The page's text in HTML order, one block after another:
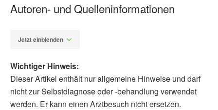
Autoren- und Quelleninformationen
Jetzt einblenden
Wichtiger Hinweis:
Dieser Artikel enthält nur allgemeine Hinweise und darf
nicht zur Selbstdiagnose oder -behandlung verwendet
werden. Er kann einen Arztbesuch nicht ersetzen.